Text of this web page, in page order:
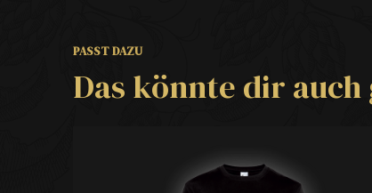
PASST DAZU
Das könnte dir